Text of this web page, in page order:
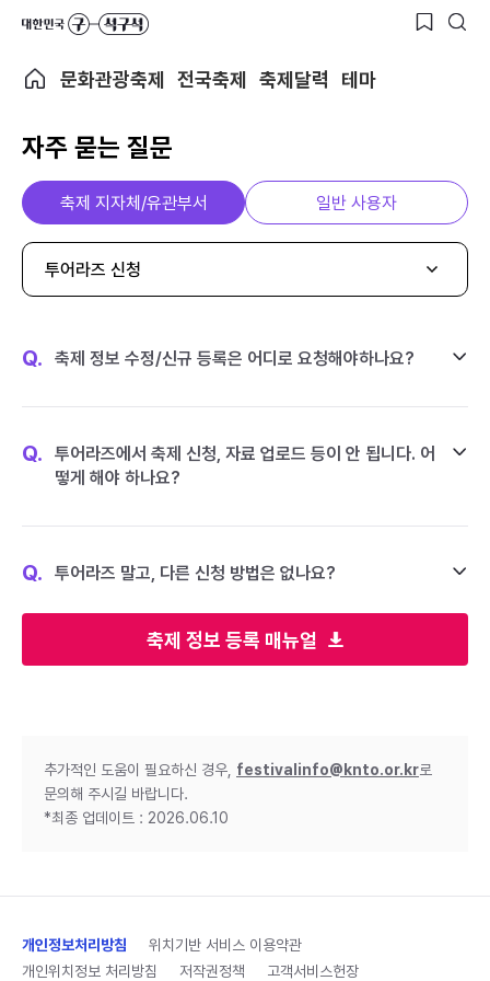
문화관광축제 전국축제 축제달력 테마
자주 묻는 질문
축제 정보 등록 매뉴얼
축제 지자체/유관부서 일반 사용자
투어라즈 신청
Q. 축제 정보 수정/신규 등록은 어디로 요청해야하나요?
Q.
투어라즈에서 축제 신청, 자료 업로드 등이 안 됩니다. 어
떻게 해야 하나요?
Q. 투어라즈 말고, 다른 신청 방법은 없나요?
추가적인 도움이 필요하신 경우, festivalinfo@knto.or.kr로
문의해 주시길 바랍니다.
*최종 업데이트 : 2026.06.10
개인정보처리방침
위치기반 서비스 이용약관
개인위치정보 처리방침
저작권정책 고객서비스헌장